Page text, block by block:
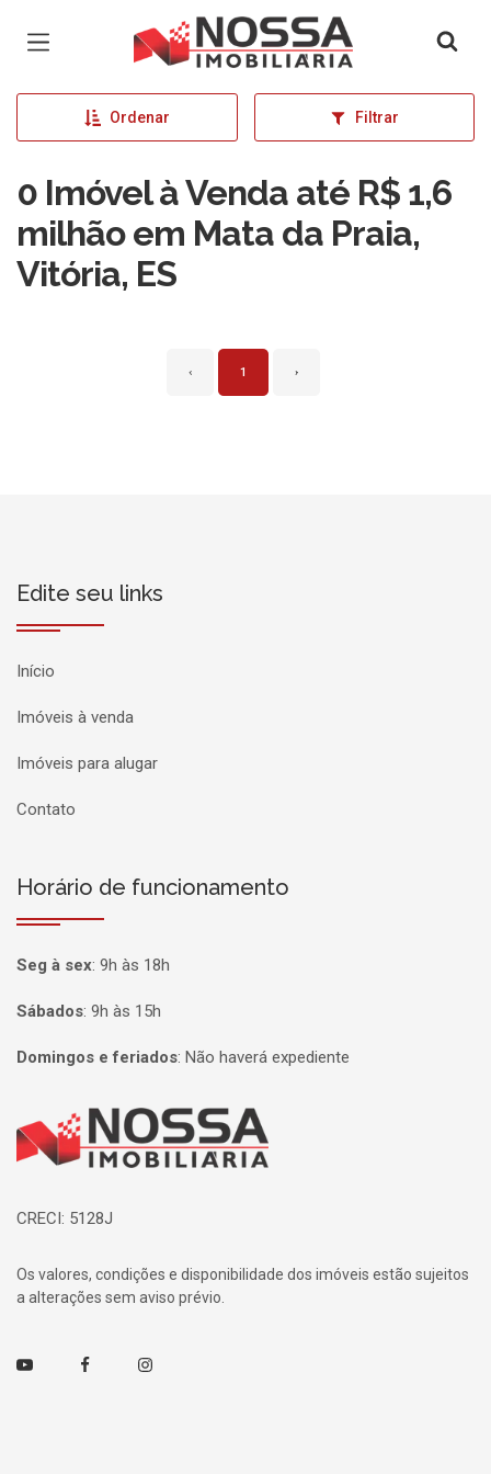
Página inicial
Ordenar Filtrar
0 Imóvel à Venda até R$ 1,6
milhão em Mata da Praia,
Vitória, ES
‹ 1 ›
Edite seu links
Início
Imóveis à venda
Imóveis para alugar
Contato
Horário de funcionamento
Seg à sex: 9h às 18h
Sábados: 9h às 15h
Domingos e feriados: Não haverá expediente
Página inicial
CRECI: 5128J
Os valores, condições e disponibilidade dos imóveis estão sujeitos
a alterações sem aviso prévio.
Youtube FacebookInstagram